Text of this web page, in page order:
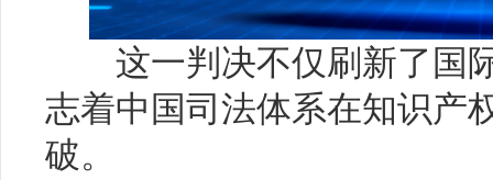
这一判决不仅刷新了国
志着中国司法体系在知识产
破。